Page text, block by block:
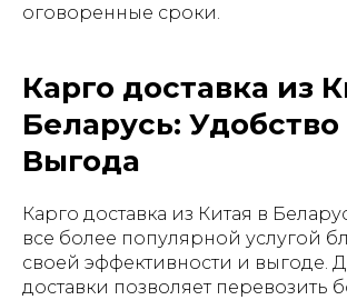
оговоренные сроки.
Карго доставка из
Беларусь: Удобство
Выгода
Карго доставка из Китая в
все более популярной услугой
своей эффективности и выгоде.
доставки позволяет перевозить